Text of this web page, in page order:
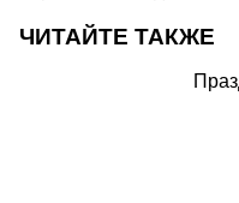
ЧИТАЙТЕ ТАКЖЕ